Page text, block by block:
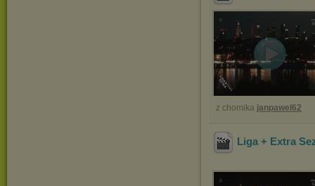
z chomika janpawel62
Liga + Extra